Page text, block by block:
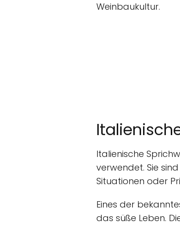
Weinbaukultur.
Italienische
verwendet. Sie
Situationen oder
Eines der
das süße Leben.